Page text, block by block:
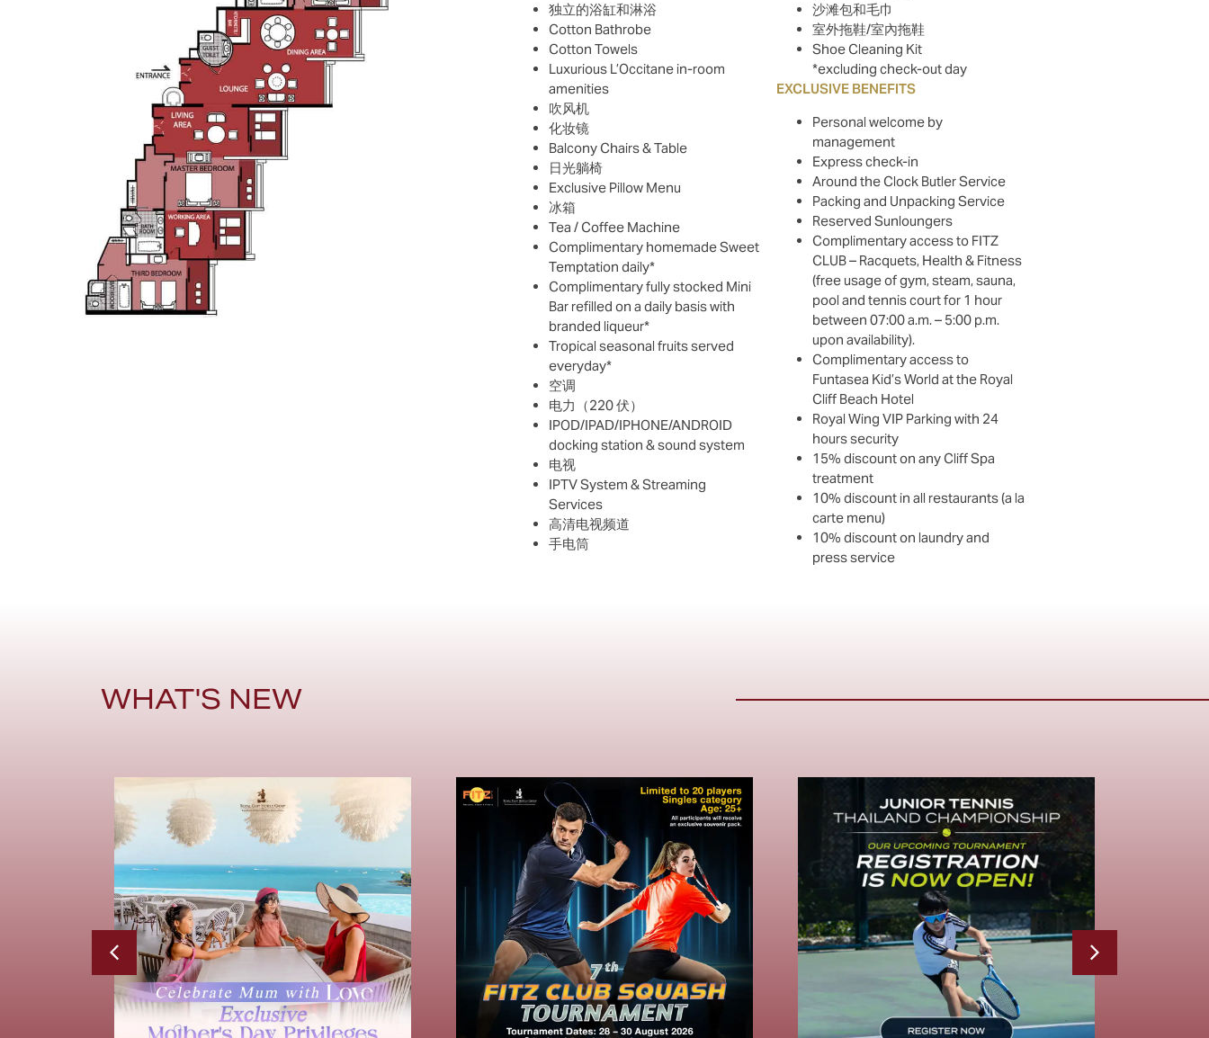
独立的浴缸和淋浴
Cotton Bathrobe
Cotton Towels
Luxurious L’Occitane in-room
amenities
吹风机
化妆镜
Balcony Chairs & Table
日光躺椅
Exclusive Pillow Menu
冰箱
Tea / Coffee Machine
Complimentary homemade Sweet
Temptation daily*
Complimentary fully stocked Mini
Bar refilled on a daily basis with
branded liqueur*
Tropical seasonal fruits served
everyday*
空调
电力（220 伏）
IPOD/IPAD/IPHONE/ANDROID
docking station & sound system
电视
IPTV System & Streaming
Services
高清电视频道
手电筒
沙滩包和毛巾
室外拖鞋/室內拖鞋
Shoe Cleaning Kit
*excluding check-out day
EXCLUSIVE BENEFITS
Personal welcome by
management
Express check-in
Around the Clock Butler Service
Packing and Unpacking Service
Reserved Sunloungers
Complimentary access to FITZ
CLUB – Racquets, Health & Fitness
(free usage of gym, steam, sauna,
pool and tennis court for 1 hour
between 07:00 a.m. – 5:00 p.m.
upon availability).
Complimentary access to
Funtasea Kid’s World at the Royal
Cliff Beach Hotel
Royal Wing VIP Parking with 24
hours security
15% discount on any Cliff Spa
treatment
10% discount in all restaurants (a la
carte menu)
10% discount on laundry and
press service
WHAT'S NEW